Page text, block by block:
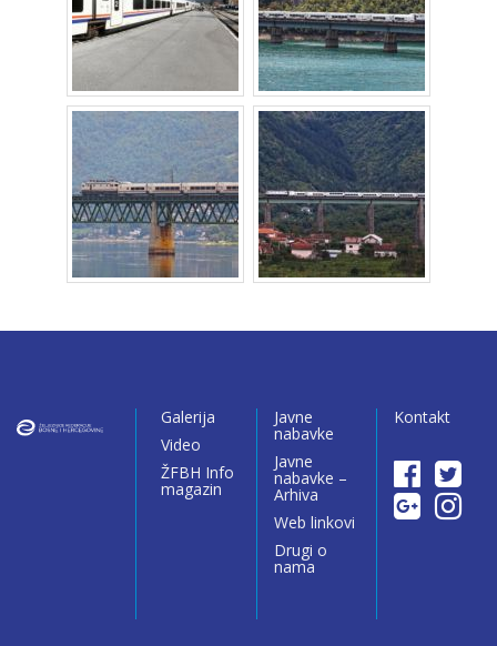
Galerija
Video
ŽFBH Info
magazin
Javne
nabavke
Javne
nabavke –
Arhiva
Web linkovi
Drugi o
nama
Kontakt